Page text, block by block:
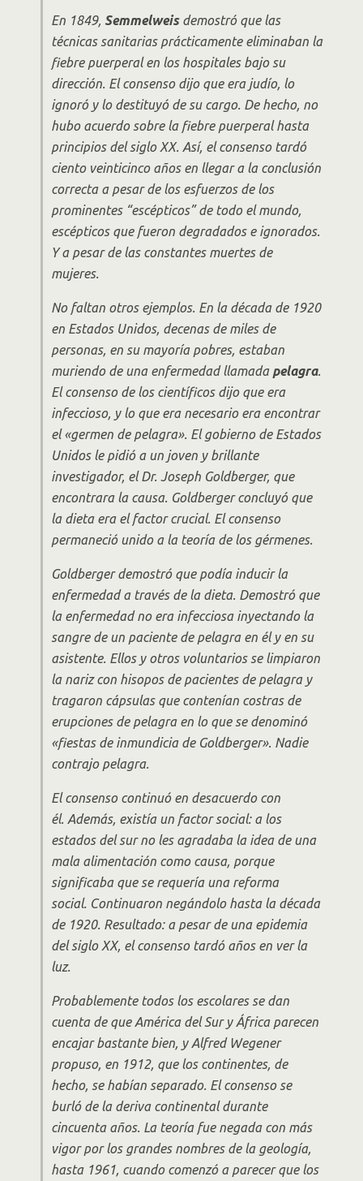
En 1849, Semmelweisdemostró que las
técnicas sanitarias prácticamente eliminaban la
fiebre puerperal en los hospitales bajo su
dirección. El consenso dijo que era judío, lo
ignoró y lo destituyó de su cargo. De hecho, no
hubo acuerdo sobre la fiebre puerperal hasta
principios del siglo XX. Así, el consenso tardó
ciento veinticinco años en llegar a la conclusión
correcta a pesar de los esfuerzos de los
prominentes “escépticos” de todo el mundo,
escépticos que fueron degradados e ignorados.
Y a pesar de las constantes muertes de
mujeres.
No faltan otros ejemplos. En la década de 1920
en Estados Unidos, decenas de miles de
personas, en su mayoría pobres, estaban
muriendo de una enfermedad llamada pelagra.
El consenso de los científicos dijo que era
infeccioso, y lo que era necesario era encontrar
el «germen de pelagra». El gobierno de Estados
Unidos le pidió a un joven y brillante
investigador, el Dr. Joseph Goldberger, que
encontrara la causa. Goldberger concluyó que
la dieta era el factor crucial. El consenso
permaneció unido a la teoría de los gérmenes.
Goldberger demostró que podía inducir la
enfermedad a través de la dieta. Demostró que
la enfermedad no era infecciosa inyectando la
sangre de un paciente de pelagra en él y en su
asistente. Ellos y otros voluntarios se limpiaron
la nariz con hisopos de pacientes de pelagra y
tragaron cápsulas que contenían costras de
erupciones de pelagra en lo que se denominó
«fiestas de inmundicia de Goldberger». Nadie
contrajo pelagra.
El consenso continuó en desacuerdo con
él. Además, existía un factor social: a los
estados del sur no les agradaba la idea de una
mala alimentación como causa, porque
significaba que se requería una reforma
social. Continuaron negándolo hasta la década
de 1920. Resultado: a pesar de una epidemia
del siglo XX, el consenso tardó años en ver la
luz.
Probablemente todos los escolares se dan
cuenta de que América del Sur y África parecen
encajar bastante bien, y Alfred Wegener
propuso, en 1912, que los continentes, de
hecho, se habían separado. El consenso se
burló de la deriva continental durante
cincuenta años. La teoría fue negada con más
vigor por los grandes nombres de la geología,
hasta 1961, cuando comenzó a parecer que los